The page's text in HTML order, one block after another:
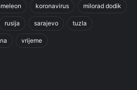
koronavirus milorad dodik
rusija sarajevo tuzla
vrijeme